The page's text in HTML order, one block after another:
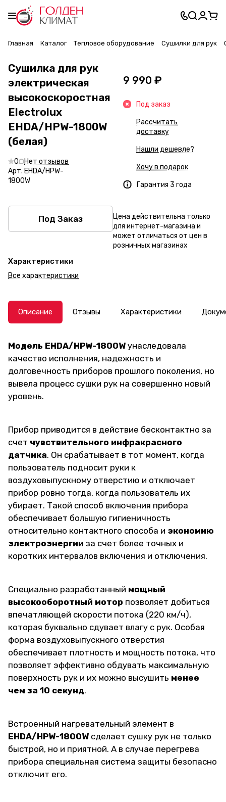
Главная Каталог Тепловое оборудование Сушилки для рук
Сушилка для рук
электрическая
высокоскоростная
Electrolux
EHDA/HPW-1800W
(белая)
0
Нет отзывов
Арт. EHDA/HPW-
1800W
Под Заказ
Характеристики
Все характеристики
9 990 ₽
Под заказ
Рассчитать
доставку
Нашли дешевле?
Хочу в подарок
Гарантия 3 года
Цена действительна только
для интернет-магазина и
может отличаться от цен в
розничных магазинах
Описание Отзывы Характеристики
Модель EHDA/HPW-1800W унаследовала
качество исполнения, надежность и
долговечность приборов прошлого поколения, но
вывела процесс сушки рук на совершенно новый
уровень.
Прибор приводится в действие бесконтактно за
счет чувствительного инфракрасного
датчика. Он срабатывает в тот момент, когда
пользователь подносит руки к
воздуховыпускному отверстию и отключает
прибор ровно тогда, когда пользователь их
убирает. Такой способ включения прибора
обеспечивает большую гигиеничность
относительно контактного способа и экономию
электроэнергии за счет более точных и
коротких интервалов включения и отключения.
Специально разработанный мощный
высокооборотный мотор позволяет добиться
впечатляющей скорости потока (220 км/ч),
которая буквально сдувает влагу с рук. Особая
форма воздуховыпускного отверстия
обеспечивает плотность и мощность потока, что
позволяет эффективно обдувать максимальную
поверхность рук и их можно высушить менее
чем за 10 секунд.
Встроенный нагревательный элемент в
EHDA/HPW-1800W сделает сушку рук не только
быстрой, но и приятной. А в случае перегрева
прибора специальная система защиты безопасно
отключит его.